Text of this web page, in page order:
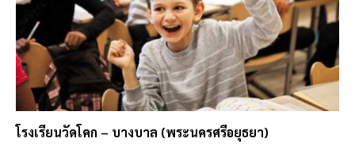
โรงเรียนวัดโคก – บางบาล (พระนครศรีอยุธยา)